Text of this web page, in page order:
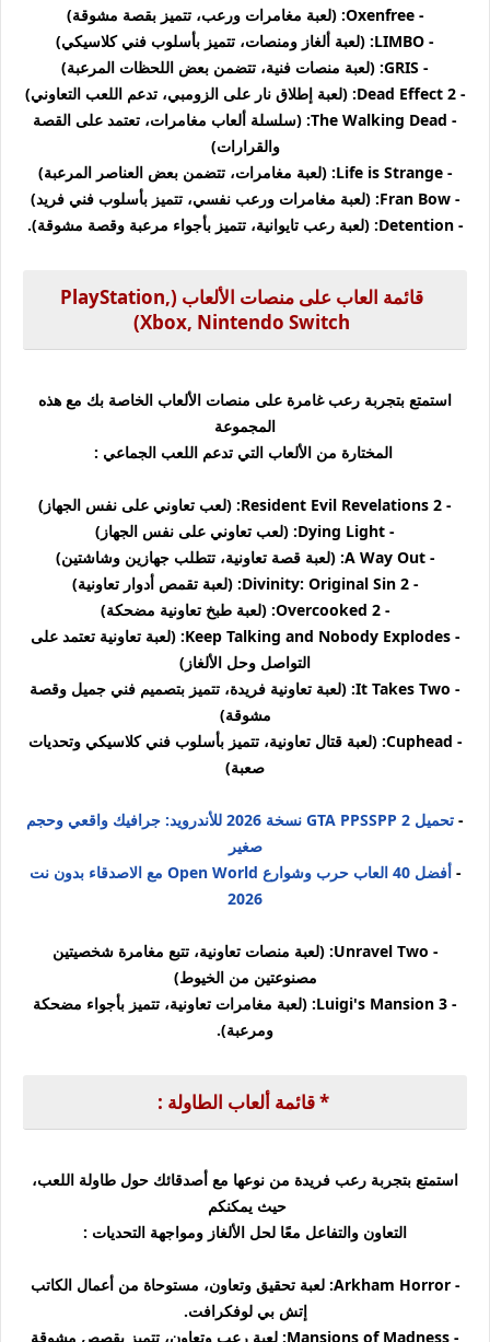
- Oxenfree: (لعبة مغامرات ورعب، تتميز بقصة مشوقة)
- LIMBO: (لعبة ألغاز ومنصات، تتميز بأسلوب فني كلاسيكي)
- GRIS: (لعبة منصات فنية، تتضمن بعض اللحظات المرعبة)
- Dead Effect 2: (لعبة إطلاق نار على الزومبي، تدعم اللعب التعاوني)
- The Walking Dead: (سلسلة ألعاب مغامرات، تعتمد على القصة
والقرارات)
- Life is Strange: (لعبة مغامرات، تتضمن بعض العناصر المرعبة)
- Fran Bow: (لعبة مغامرات ورعب نفسي، تتميز بأسلوب فني فريد)
- Detention: (لعبة رعب تايوانية، تتميز بأجواء مرعبة وقصة مشوقة).
قائمة العاب على منصات الألعاب (PlayStation,
Xbox, Nintendo Switch)
استمتع بتجربة رعب غامرة على منصات الألعاب الخاصة بك مع هذه
المجموعة
المختارة من الألعاب التي تدعم اللعب الجماعي :
- Resident Evil Revelations 2: (لعب تعاوني على نفس الجهاز)
- Dying Light: (لعب تعاوني على نفس الجهاز)
- A Way Out: (لعبة قصة تعاونية، تتطلب جهازين وشاشتين)
- Divinity: Original Sin 2: (لعبة تقمص أدوار تعاونية)
- Overcooked 2: (لعبة طبخ تعاونية مضحكة)
- Keep Talking and Nobody Explodes: (لعبة تعاونية تعتمد على
التواصل وحل الألغاز)
- It Takes Two: (لعبة تعاونية فريدة، تتميز بتصميم فني جميل وقصة
مشوقة)
- Cuphead: (لعبة قتال تعاونية، تتميز بأسلوب فني كلاسيكي وتحديات
صعبة)
-
تحميل GTA PPSSPP 2 نسخة 2026 للأندرويد: جرافيك واقعي وحجم
صغير
-
أفضل 40 العاب حرب وشوارع Open World مع الاصدقاء بدون نت
2026
- Unravel Two: (لعبة منصات تعاونية، تتبع مغامرة شخصيتين
مصنوعتين من الخيوط)
- Luigi's Mansion 3: (لعبة مغامرات تعاونية، تتميز بأجواء مضحكة
ومرعبة).
* قائمة ألعاب الطاولة :
استمتع بتجربة رعب فريدة من نوعها مع أصدقائك حول طاولة اللعب،
حيث يمكنكم
التعاون والتفاعل معًا لحل الألغاز ومواجهة التحديات :
- Arkham Horror: لعبة تحقيق وتعاون، مستوحاة من أعمال الكاتب
إتش بي لوفكرافت.
- Mansions of Madness: لعبة رعب وتعاون، تتميز بقصص مشوقة